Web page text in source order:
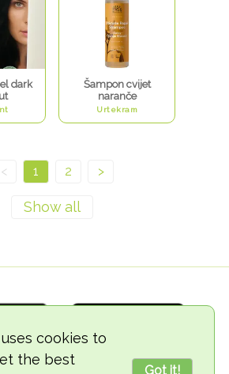
cookies to
the best
Got it!
dark
Šampon cvijet
naranče
Urtekram
< 1 2 >